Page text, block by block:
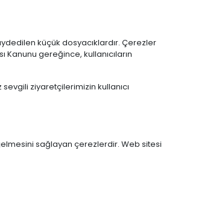
küçük dosyacıklardır. Çerezler
Kanunu gereğince, kullanıcıların
ziyaretçilerimizin kullanıcı
sağlayan çerezlerdir. Web sitesi